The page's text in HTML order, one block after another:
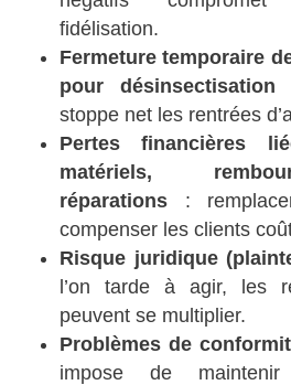
fidélisation.
Fermeture temporaire
pour désinsectisation
stoppe net les rentrées
Pertes financières
matériels,
réparations :
compenser les clients
Risque juridique
l’on tarde à agir, les
peuvent se multiplier.
Problèmes de
impose de